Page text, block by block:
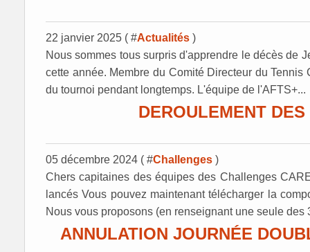
22 janvier 2025 ( #Actualités )
Nous sommes tous surpris d'apprendre le décès de
cette année. Membre du Comité Directeur du
du tournoi pendant longtemps. L'équipe de l'AFTS+...
DEROULEMENT
05 décembre 2024 ( #Challenges )
Chers capitaines des équipes des Challenges
lancés Vous pouvez maintenant télécharger la
Nous vous proposons (en renseignant une seule des
ANNULATION JOURNÉE